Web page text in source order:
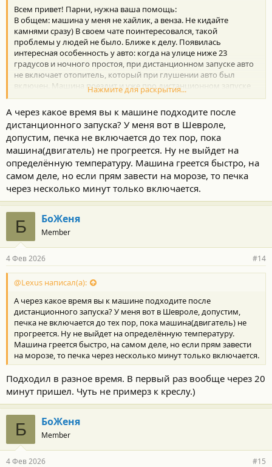
Всем привет! Парни, нужна ваша помощь:
В общем: машина у меня не хайлик, а венза. Не кидайте
камнями сразу) В своем чате поинтересовался, такой
проблемы у людей не было. Ближе к делу. Появилась
интересная особенность у авто: когда на улице ниже 23
градусов и ночного простоя, при дистанционном запуске авто
не включает отопитель, который при глушении авто был
включен. Машина поездит и уже про дистанционном запуске
печь работает. При запуске с ключа, все норм. Пробовал и авто
описание проблемы в Яндексе, решения не нашел, однако,
переодически попадался такой вопрос у других моделей тойот,
в том числе и у хайликов. У вас в поиске не смог найти тему.
Может была у кого такая проблема или слыхали о ней. Хочу
попробовать заменить аккумулятор и свечи. Может при
должном холоде идет просадка у аккума и что-то происходит в
момент запуска с включением печи. Помогите советом,
братцы.
Нажмите для раскрытия...
А через какое время вы к машине подходите после
дистанционного запуска? У меня вот в Шевроле,
допустим, печка не включается до тех пор, пока
машина(двигатель) не прогреется. Ну не выйдет на
определённую температуру. Машина греется быстро, на
самом деле, но если прям завести на морозе, то печка
через несколько минут только включается.
Б БоЖеня
Member
4 Фев 2026 #14
@Lexus написал(а):
А через какое время вы к машине подходите после
дистанционного запуска? У меня вот в Шевроле, допустим,
печка не включается до тех пор, пока машина(двигатель) не
прогреется. Ну не выйдет на определённую температуру.
Машина греется быстро, на самом деле, но если прям завести
на морозе, то печка через несколько минут только включается.
Подходил в разное время. В первый раз вообще через 20
минут пришел. Чуть не примерз к креслу.)
Б БоЖеня
Member
4 Фев 2026 #15